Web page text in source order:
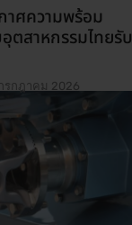
าศความพร้อม
ตสาหกรรมไทยรับ
รกฎาคม 2026